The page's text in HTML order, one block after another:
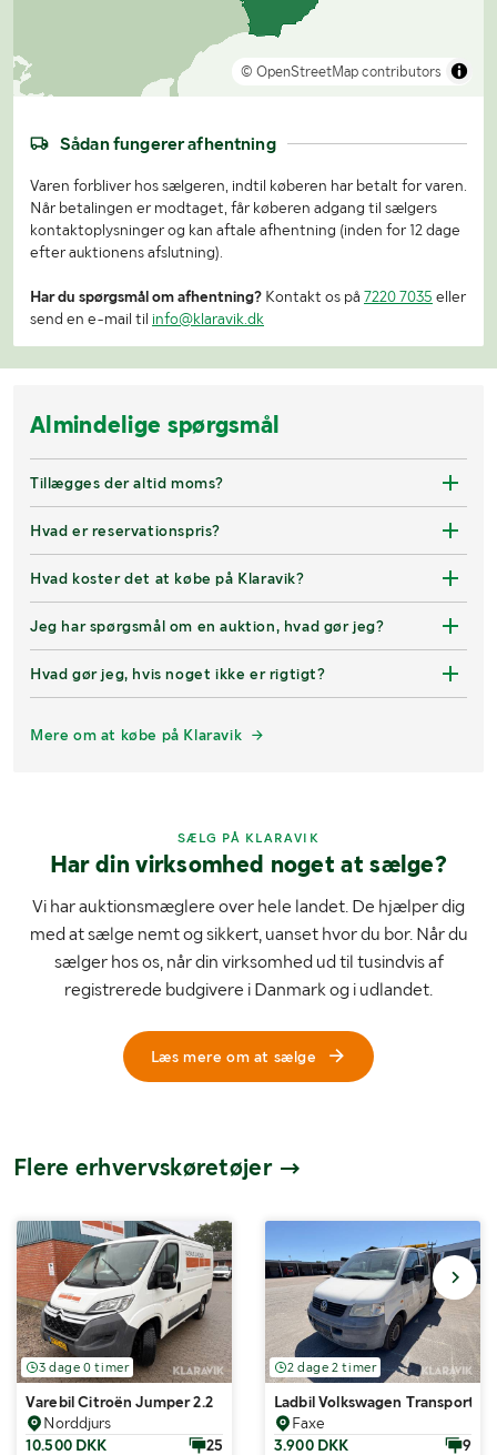
© OpenStreetMap contributors
Sådan fungerer afhentning
Varen forbliver hos sælgeren, indtil køberen har betalt for varen.
Når betalingen er modtaget, får køberen adgang til sælgers
kontaktoplysninger og kan aftale afhentning (inden for 12 dage
efter auktionens afslutning).
Har du spørgsmål om afhentning? Kontakt os på 7220 7035 eller
send en e-mail til info@klaravik.dk
Almindelige spørgsmål
Tillægges der altid moms?
Hvad er reservationspris?
Hvad koster det at købe på Klaravik?
Jeg har spørgsmål om en auktion, hvad gør jeg?
Hvad gør jeg, hvis noget ikke er rigtigt?
Mere om at købe på Klaravik
SÆLG PÅ KLARAVIK
Har din virksomhed noget at sælge?
Vi har auktionsmæglere over hele landet. De hjælper dig
med at sælge nemt og sikkert, uanset hvor du bor. Når du
sælger hos os, når din virksomhed ud til tusindvis af
registrerede budgivere i Danmark og i udlandet.
Læs mere om at sælge
Flere erhvervskøretøjer
3 dage 0 timer
Varebil Citroën Jumper 2.2
Norddjurs
10.500 DKK
25
2 dage 2 timer
Ladbil Volkswagen Transporter
Faxe
3.900 DKK
9